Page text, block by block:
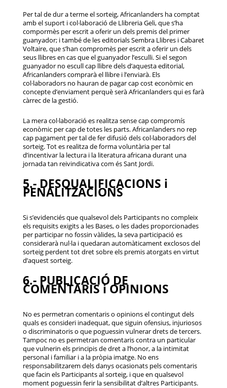
Per tal de dur a terme el sorteig, Africanlanders ha comptat
amb el suport i col·laboració de Llibreria Geli, que s’ha
compormès per escrit a oferir un dels premis del primer
guanyador; i també de les editorials Sembra Llibres i Cabaret
Voltaire, que s’han compromès per escrit a oferir un dels
seus llibres en cas que el guanyador l’esculli. Si el segon
guanyador no escull cap llibre dels d’aquesta editorial,
Africanlanders comprarà el llibre i l’enviarà. Els
col·laboradors no hauran de pagar cap cost econòmic en
concepte d’enviament perquè serà Africanlanders qui es farà
càrrec de la gestió.
La mera col·laboració es realitza sense cap compromís
econòmic per cap de totes les parts. Africanlanders no rep
cap pagament per tal de fer difusió dels col·laboradors del
sorteig. Tot es realitza de forma voluntària per tal
d’incentivar la lectura i la literatura africana durant una
jornada tan reivindicativa com és Sant Jordi.
5.- DESQUALIFICACIONS i
PENALITZACIONS
Si s’evidenciés que qualsevol dels Participants no compleix
els requisits exigits a les Bases, o les dades proporcionades
per participar no fossin vàlides, la seva participació es
considerarà nul·la i quedaran automàticament exclosos del
sorteig perdent tot dret sobre els premis atorgats en virtut
d’aquest sorteig.
6.- PUBLICACIÓ DE
COMENTARIS i OPINIONS
No es permetran comentaris o opinions el contingut dels
quals es consideri inadequat, que siguin ofensius, injuriosos
o discriminatoris o que poguessin vulnerar drets de tercers.
Tampoc no es permetran comentaris contra un particular
que vulnerin els principis de dret a l’honor, a la intimitat
personal i familiar i a la pròpia imatge. No ens
responsabilitzarem dels danys ocasionats pels comentaris
que facin els Participants al sorteig, i que en qualsevol
moment poguessin ferir la sensibilitat d’altres Participants.